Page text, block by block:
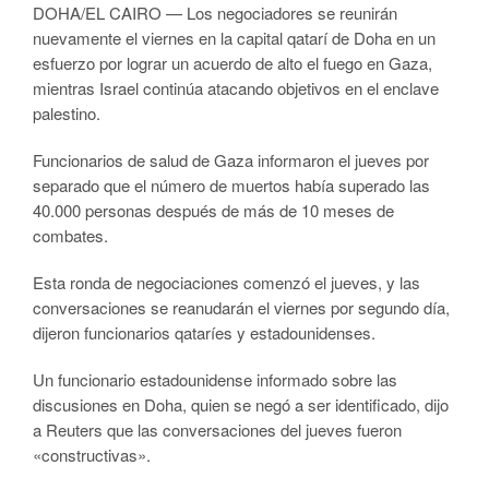
DOHA/EL CAIRO — Los negociadores se reunirán
nuevamente el viernes en la capital qatarí de Doha en un
esfuerzo por lograr un acuerdo de alto el fuego en Gaza,
mientras Israel continúa atacando objetivos en el enclave
palestino.
Funcionarios de salud de Gaza informaron el jueves por
separado que el número de muertos había superado las
40.000 personas después de más de 10 meses de
combates.
Esta ronda de negociaciones comenzó el jueves, y las
conversaciones se reanudarán el viernes por segundo día,
dijeron funcionarios qataríes y estadounidenses.
Un funcionario estadounidense informado sobre las
discusiones en Doha, quien se negó a ser identificado, dijo
a Reuters que las conversaciones del jueves fueron
«constructivas».